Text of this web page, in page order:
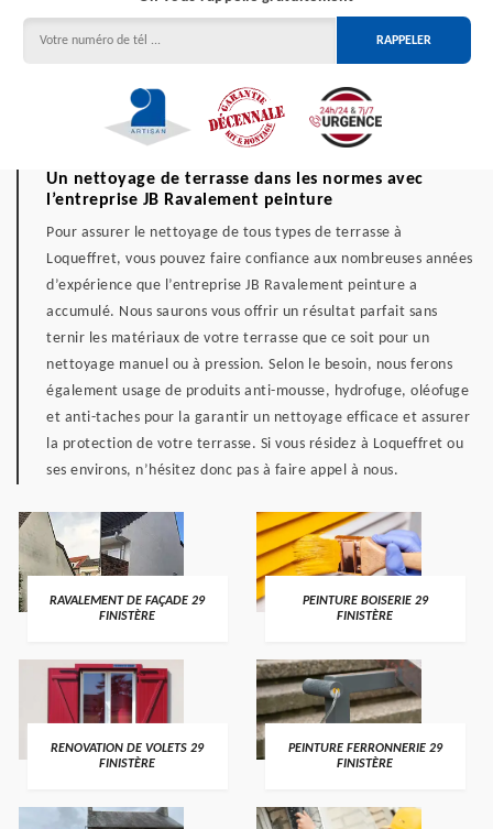
Un nettoyage de terrasse dans les normes avec
l’entreprise JB Ravalement peinture
Pour assurer le nettoyage de tous types de terrasse à
Loqueffret, vous pouvez faire confiance aux nombreuses années
d’expérience que l’entreprise JB Ravalement peinture a
accumulé. Nous saurons vous offrir un résultat parfait sans
ternir les matériaux de votre terrasse que ce soit pour un
nettoyage manuel ou à pression. Selon le besoin, nous ferons
également usage de produits anti-mousse, hydrofuge, oléofuge
et anti-taches pour la garantir un nettoyage efficace et assurer
la protection de votre terrasse. Si vous résidez à Loqueffret ou
ses environs, n’hésitez donc pas à faire appel à nous.
RAVALEMENT DE FAÇADE 29
FINISTÈRE
PEINTURE BOISERIE 29
FINISTÈRE
RENOVATION DE VOLETS 29
FINISTÈRE
PEINTURE FERRONNERIE 29
FINISTÈRE